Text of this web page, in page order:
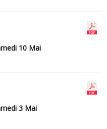
10 Mai
3 Mai